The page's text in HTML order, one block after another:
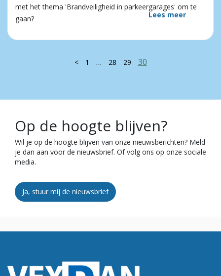
met het thema 'Brandveiligheid in parkeergarages' om te
gaan?
Lees meer
< 1 … 28 29 30
Op de hoogte blijven?
Wil je op de hoogte blijven van onze nieuwsberichten? Meld
je dan aan voor de nieuwsbrief. Of volg ons op onze sociale
media.
Ja, stuur mij de nieuwsbrief